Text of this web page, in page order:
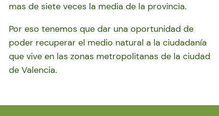
mas de siete veces la media de la provincia.
Por eso tenemos que dar una oportunidad de
poder recuperar el medio natural a la ciudadanía
que vive en las zonas metropolitanas de la ciudad
de Valencia.